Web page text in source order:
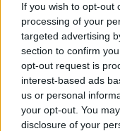
If you wish to opt-out
processing of your
targeted advertising
section to confirm
opt-out request is
interest-based ads
us or personal
your opt-out. You
disclosure of your
Το "Don’t Look
των Oasis και την